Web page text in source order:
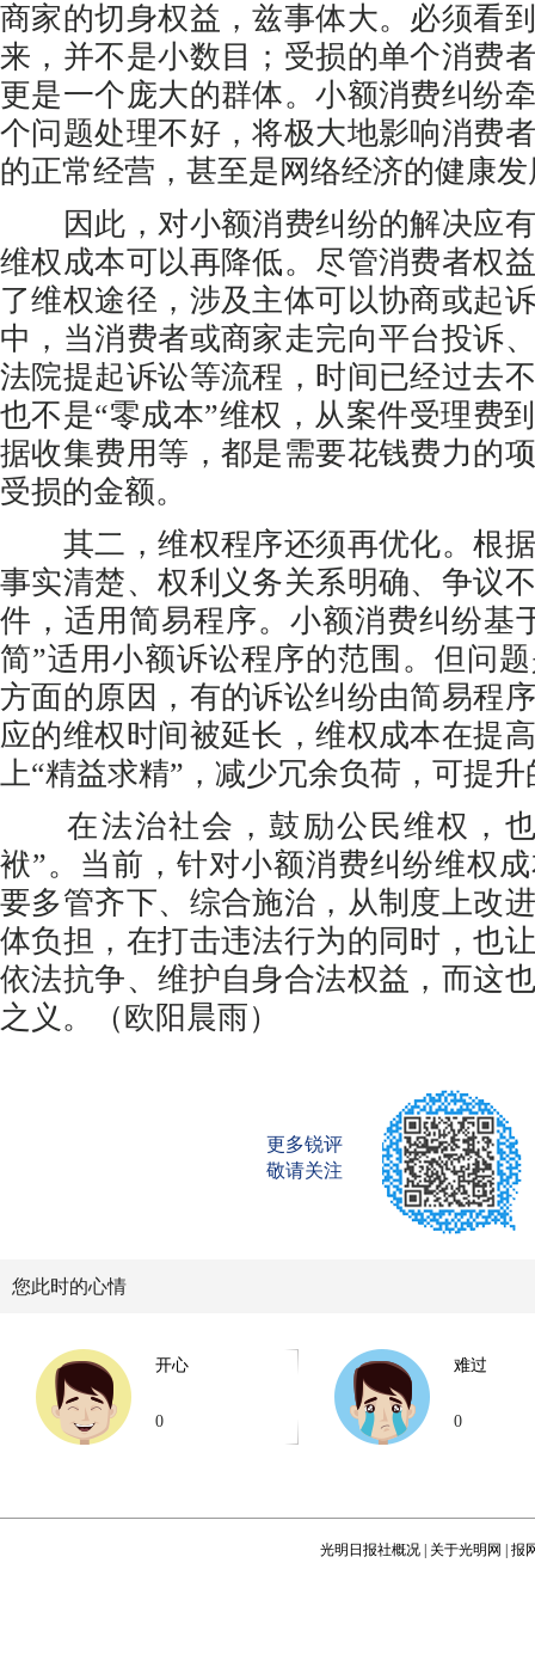
商家的切身权益，兹事体大。必须看
来，并不是小数目；受损的单个消费
更是一个庞大的群体。小额消费纠纷
个问题处理不好，将极大地影响消费
的正常经营，甚至是网络经济的健康
因此，对小额消费纠纷的解决应有
维权成本可以再降低。尽管消费者权
了维权途径，涉及主体可以协商或起
中，当消费者或商家走完向平台投诉
法院提起诉讼等流程，时间已经过去
也不是“零成本”维权，从案件受理费
据收集费用等，都是需要花钱费力的
受损的金额。
其二，维权程序还须再优化。根据
事实清楚、权利义务关系明确、争议
件，适用简易程序。小额消费纠纷基
简”适用小额诉讼程序的范围。但问
方面的原因，有的诉讼纠纷由简易程
应的维权时间被延长，维权成本在提
上“精益求精”，减少冗余负荷，可提
在法治社会，鼓励公民维权，也
袱”。当前，针对小额消费纠纷维权
要多管齐下、综合施治，从制度上改
体负担，在打击违法行为的同时，也
依法抗争、维护自身合法权益，而这
之义。（欧阳晨雨）
更多锐评
敬请关注
您此时的心情
开心
0
难过
0
光明日报社概况 关于光明网 报